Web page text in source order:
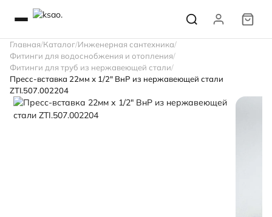
Главная Каталог Инженерная сантехника
Фитинги для водоснобжения и отопления
Фитинги для труб из нержавеющей стали
Пресс-вставка 22мм х 1/2" ВнР из нержавеющей стали
ZTI.507.002204